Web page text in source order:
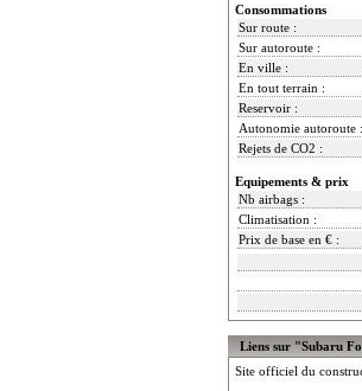
Consommations
Sur route :
Sur autoroute :
En ville :
En tout terrain :
Reservoir :
Autonomie autoroute :
Rejets de CO2 :
Equipements & prix
Nb airbags :
Climatisation :
Prix de base en € :
Liens sur "Subaru
Site officiel du